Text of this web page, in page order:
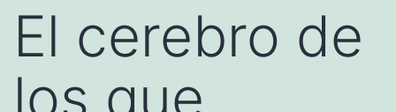
El cerebro de
los que